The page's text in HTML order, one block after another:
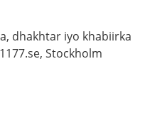
dhakhtar iyo khabiirka
Stockholm